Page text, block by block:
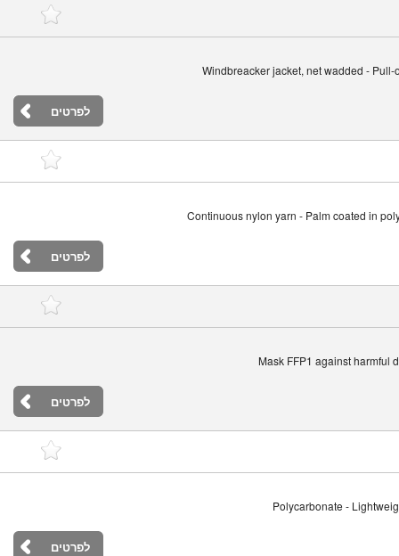
Windbreacker jacket, net wadded -
לפרטים
Continuous nylon yarn - Palm coated in
לפרטים
Mask FFP1 against harmful
לפרטים
Polycarbonate -
לפרטים